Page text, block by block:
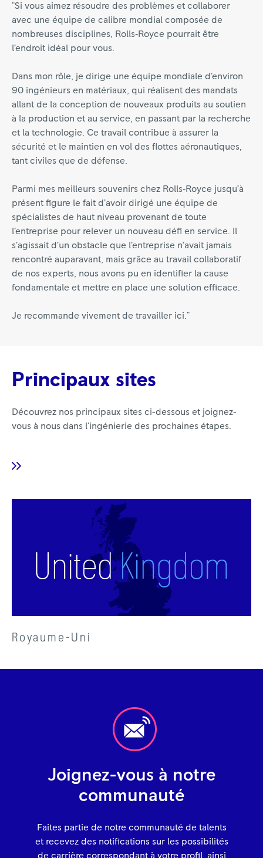
"Si vous aimez résoudre des problèmes et collaborer
avec une équipe de calibre mondial composée de
nombreuses disciplines, Rolls‑Royce pourrait être
l’endroit idéal pour vous.
Dans mon rôle, je dirige une équipe mondiale d’environ
90 ingénieurs en matériaux, qui réalisent des mandats
allant de la conception de nouveaux produits au soutien
à la production et au service, en passant par la recherche
et la technologie. Ce travail contribue à assurer la
sécurité et le maintien en vol des flottes aéronautiques,
tant civiles que de défense.
Parmi mes meilleurs souvenirs chez Rolls‑Royce jusqu’à
présent figure le fait d’avoir dirigé une équipe de
spécialistes de haut niveau provenant de toute
l’entreprise pour relever un nouveau défi en service. Il
s’agissait d’un obstacle que l’entreprise n’avait jamais
rencontré auparavant, mais grâce au travail collaboratif
de nos experts, nous avons pu en identifier la cause
fondamentale et mettre en place une solution efficace.
Je recommande vivement de travailler ici."
Principaux sites
Découvrez nos principaux sites ci-dessous et joignez-
vous à nous dans l'ingénierie des prochaines étapes.
Royaume-Uni
Joignez-vous à notre
communauté
Faites partie de notre communauté de talents
et recevez des notifications sur les possibilités
de carrière correspondant à votre profil, ainsi